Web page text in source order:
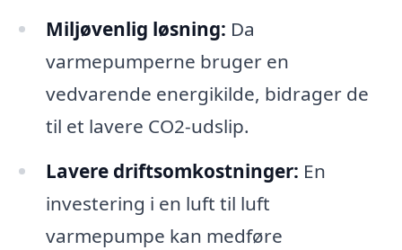
Miljøvenlig løsning: Da
varmepumperne bruger en
vedvarende energikilde, bidrager de
til et lavere CO2-udslip.
Lavere driftsomkostninger: En
investering i en luft til luft
varmepumpe kan medføre